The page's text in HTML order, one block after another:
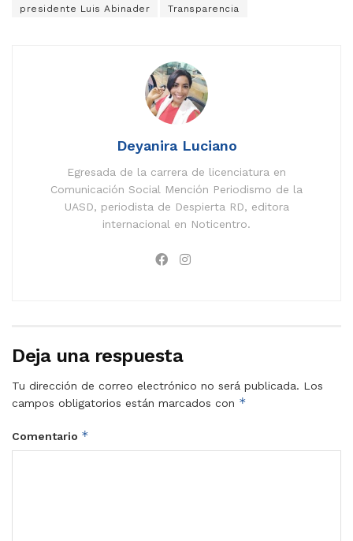
presidente Luis Abinader Transparencia
Deyanira Luciano
Egresada de la carrera de licenciatura en
Comunicación Social Mención Periodismo de la
UASD, periodista de Despierta RD, editora
internacional en Noticentro.
Deja una respuesta
Tu dirección de correo electrónico no será publicada. Los
campos obligatorios están marcados con *
Comentario *